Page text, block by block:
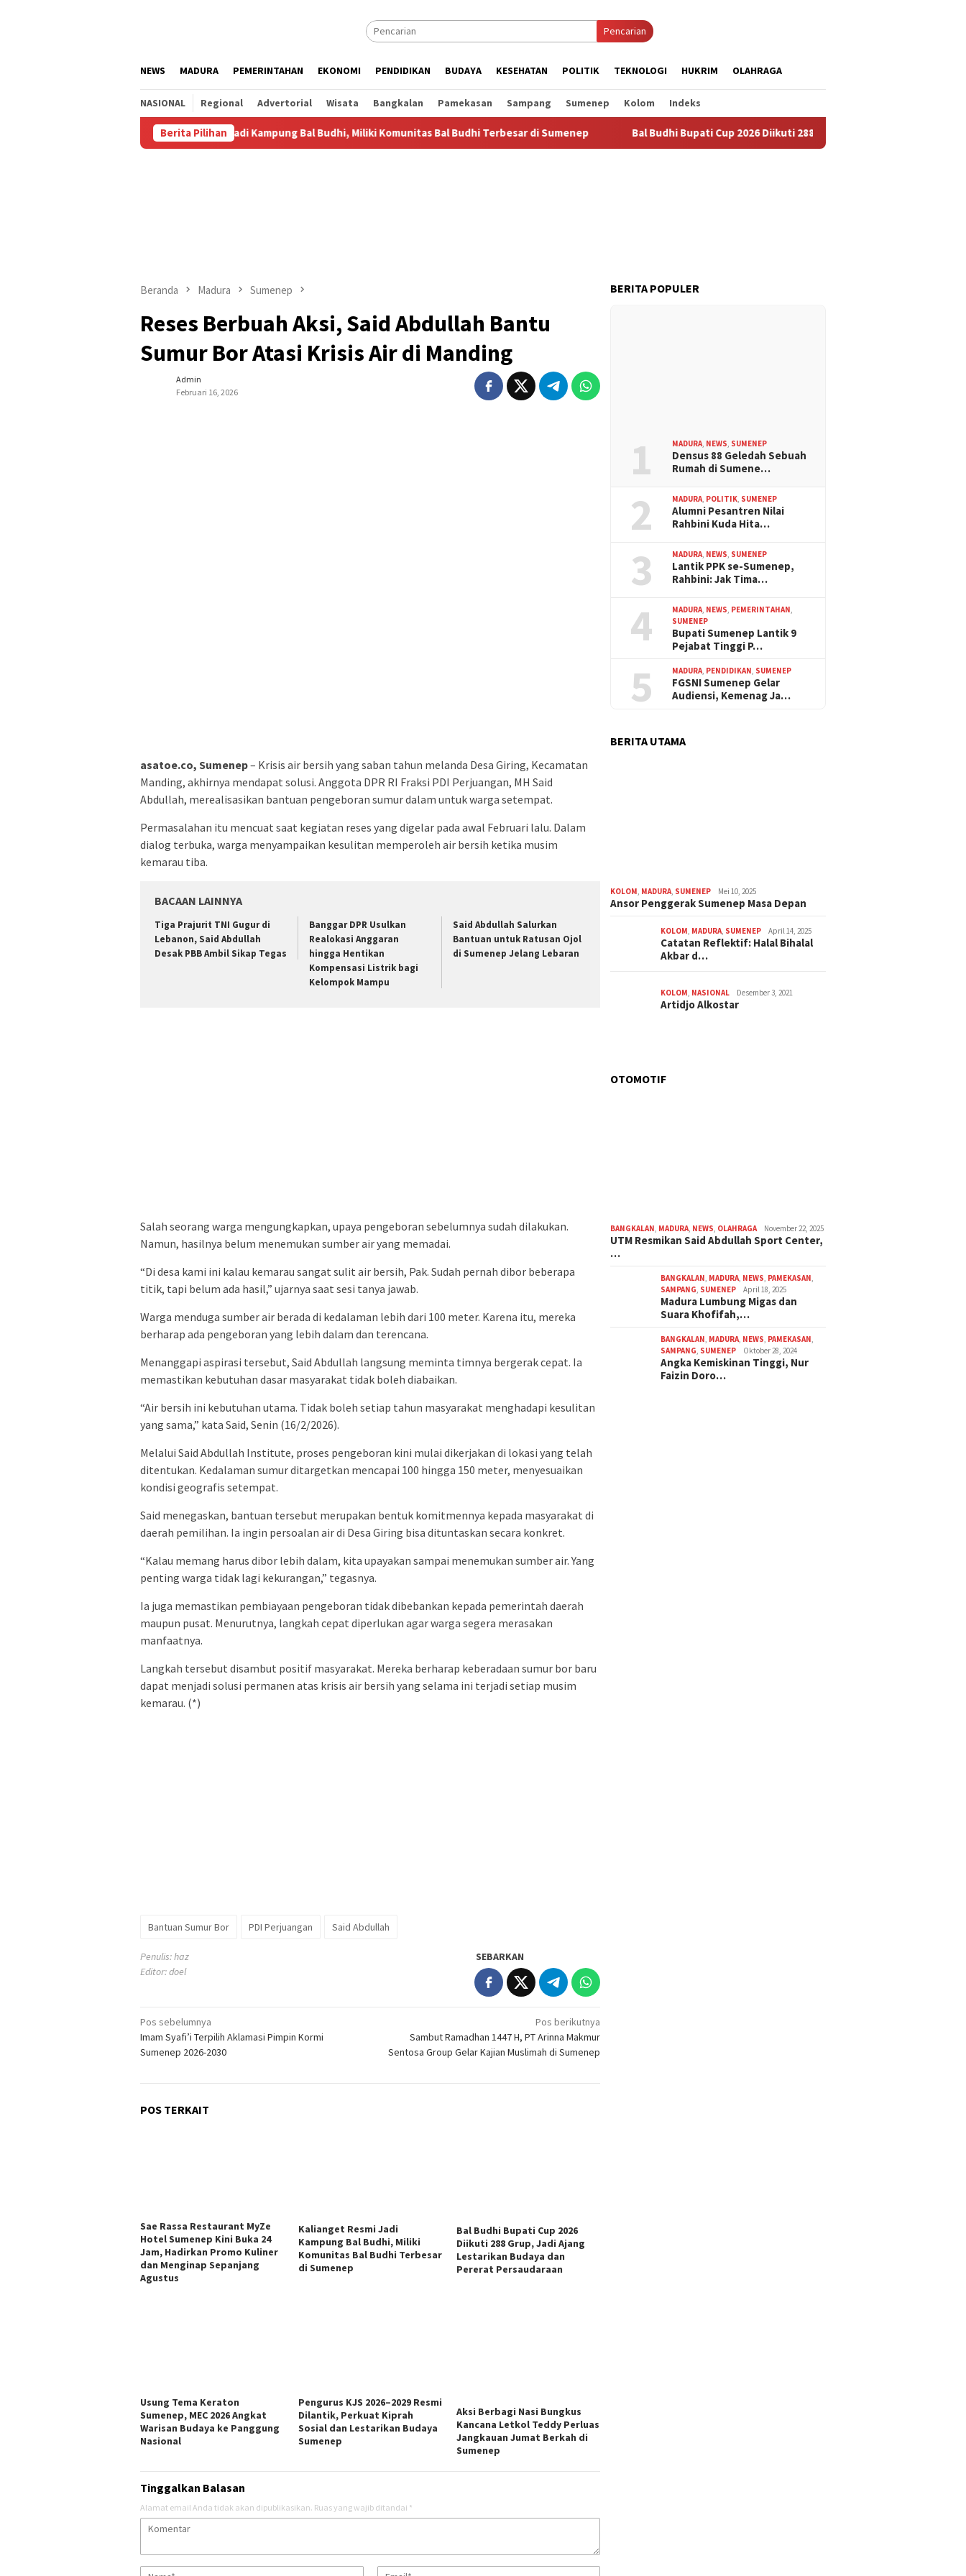
Pencarian
NEWS MADURA PEMERINTAHAN EKONOMI PENDIDIKAN BUDAYA KESEHATAN POLITIK TEKNOLOGI HUKRIM OLAHRAGA
NASIONAL Regional Advertorial Wisata Bangkalan Pamekasan Sampang Sumenep Kolom Indeks
Berita Pilihan
Kalianget Resmi Jadi Kampung Bal Budhi, Miliki Komunitas Bal Budhi Terbesar di Sumenep Bal Budhi Bupati Cup 2026 Diikuti 288 Grup, Jadi Ajang Lestarikan Budaya dan
Beranda Madura Sumenep
Reses Berbuah Aksi, Said Abdullah Bantu
Sumur Bor Atasi Krisis Air di Manding
Admin
Februari 16, 2026
asatoe.co, Sumenep– Krisis air bersih yang saban tahun melanda Desa Giring, Kecamatan
Manding, akhirnya mendapat solusi. Anggota DPR RI Fraksi PDI Perjuangan, MH Said
Abdullah, merealisasikan bantuan pengeboran sumur dalam untuk warga setempat.
Permasalahan itu mencuat saat kegiatan reses yang digelar pada awal Februari lalu. Dalam
dialog terbuka, warga menyampaikan kesulitan memperoleh air bersih ketika musim
kemarau tiba.
BACAAN LAINNYA
Tiga Prajurit TNI Gugur di
Lebanon, Said Abdullah
Desak PBB Ambil Sikap Tegas
Banggar DPR Usulkan
Realokasi Anggaran
hingga Hentikan
Kompensasi Listrik bagi
Kelompok Mampu
Said Abdullah Salurkan
Bantuan untuk Ratusan Ojol
di Sumenep Jelang Lebaran
Salah seorang warga mengungkapkan, upaya pengeboran sebelumnya sudah dilakukan.
Namun, hasilnya belum menemukan sumber air yang memadai.
“Di desa kami ini kalau kemarau sangat sulit air bersih, Pak. Sudah pernah dibor beberapa
titik, tapi belum ada hasil,” ujarnya saat sesi tanya jawab.
Warga menduga sumber air berada di kedalaman lebih dari 100 meter. Karena itu, mereka
berharap ada pengeboran yang lebih dalam dan terencana.
Menanggapi aspirasi tersebut, Said Abdullah langsung meminta timnya bergerak cepat. Ia
memastikan kebutuhan dasar masyarakat tidak boleh diabaikan.
“Air bersih ini kebutuhan utama. Tidak boleh setiap tahun masyarakat menghadapi kesulitan
yang sama,” kata Said, Senin (16/2/2026).
Melalui Said Abdullah Institute, proses pengeboran kini mulai dikerjakan di lokasi yang telah
ditentukan. Kedalaman sumur ditargetkan mencapai 100 hingga 150 meter, menyesuaikan
kondisi geografis setempat.
Said menegaskan, bantuan tersebut merupakan bentuk komitmennya kepada masyarakat di
daerah pemilihan. Ia ingin persoalan air di Desa Giring bisa dituntaskan secara konkret.
“Kalau memang harus dibor lebih dalam, kita upayakan sampai menemukan sumber air. Yang
penting warga tidak lagi kekurangan,” tegasnya.
Ia juga memastikan pembiayaan pengeboran tidak dibebankan kepada pemerintah daerah
maupun pusat. Menurutnya, langkah cepat diperlukan agar warga segera merasakan
manfaatnya.
Langkah tersebut disambut positif masyarakat. Mereka berharap keberadaan sumur bor baru
dapat menjadi solusi permanen atas krisis air bersih yang selama ini terjadi setiap musim
kemarau. (*)
Bantuan Sumur Bor PDI Perjuangan Said Abdullah
Penulis: haz
Editor: doel
SEBARKAN
Navigasi
pos
Pos sebelumnya
Imam Syafi’i Terpilih Aklamasi Pimpin Kormi
Sumenep 2026-2030
Pos berikutnya
Sambut Ramadhan 1447 H, PT Arinna Makmur
Sentosa Group Gelar Kajian Muslimah di Sumenep
POS TERKAIT
Sae Rassa Restaurant MyZe
Hotel Sumenep Kini Buka 24
Jam, Hadirkan Promo Kuliner
dan Menginap Sepanjang
Agustus
Kalianget Resmi Jadi
Kampung Bal Budhi, Miliki
Komunitas Bal Budhi Terbesar
di Sumenep
Bal Budhi Bupati Cup 2026
Diikuti 288 Grup, Jadi Ajang
Lestarikan Budaya dan
Pererat Persaudaraan
Usung Tema Keraton
Sumenep, MEC 2026 Angkat
Warisan Budaya ke Panggung
Nasional
Pengurus KJS 2026–2029 Resmi
Dilantik, Perkuat Kiprah
Sosial dan Lestarikan Budaya
Sumenep
Aksi Berbagi Nasi Bungkus
Kancana Letkol Teddy Perluas
Jangkauan Jumat Berkah di
Sumenep
Tinggalkan Balasan
Alamat email Anda tidak akan dipublikasikan. Ruas yang wajib ditandai *
BERITA POPULER
1 MADURA NEWS SUMENEP
Densus 88 Geledah Sebuah
Rumah di Sumene…
2 MADURA POLITIK SUMENEP
Alumni Pesantren Nilai
Rahbini Kuda Hita…
3 MADURA NEWS SUMENEP
Lantik PPK se-Sumenep,
Rahbini: Jak Tima…
4 MADURA NEWS PEMERINTAHAN
SUMENEP
Bupati Sumenep Lantik 9
Pejabat Tinggi P…
5 MADURA PENDIDIKAN SUMENEP
FGSNI Sumenep Gelar
Audiensi, Kemenag Ja…
BERITA UTAMA
KOLOM MADURA SUMENEP Mei 10, 2025
Ansor Penggerak Sumenep Masa Depan
KOLOM MADURA SUMENEP April 14, 2025
Catatan Reflektif: Halal Bihalal
Akbar d…
KOLOM NASIONAL Desember 3, 2021
Artidjo Alkostar
OTOMOTIF
BANGKALAN, MADURA, NEWS, OLAHRAGA November 22, 2025
UTM Resmikan Said Abdullah Sport Center,
…
BANGKALAN, MADURA, NEWS, PAMEKASAN,
SAMPANG, SUMENEP April 18, 2025
Madura Lumbung Migas dan
Suara Khofifah,…
BANGKALAN, MADURA, NEWS, PAMEKASAN,
SAMPANG, SUMENEP Oktober 28, 2024
Angka Kemiskinan Tinggi, Nur
Faizin Doro…